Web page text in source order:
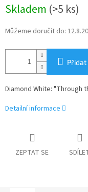
cena:
Skladem (>5 ks)
Můžeme doručit do:
Přidat
Diamond White: "Through
Detailní informace
ZEPTAT SE